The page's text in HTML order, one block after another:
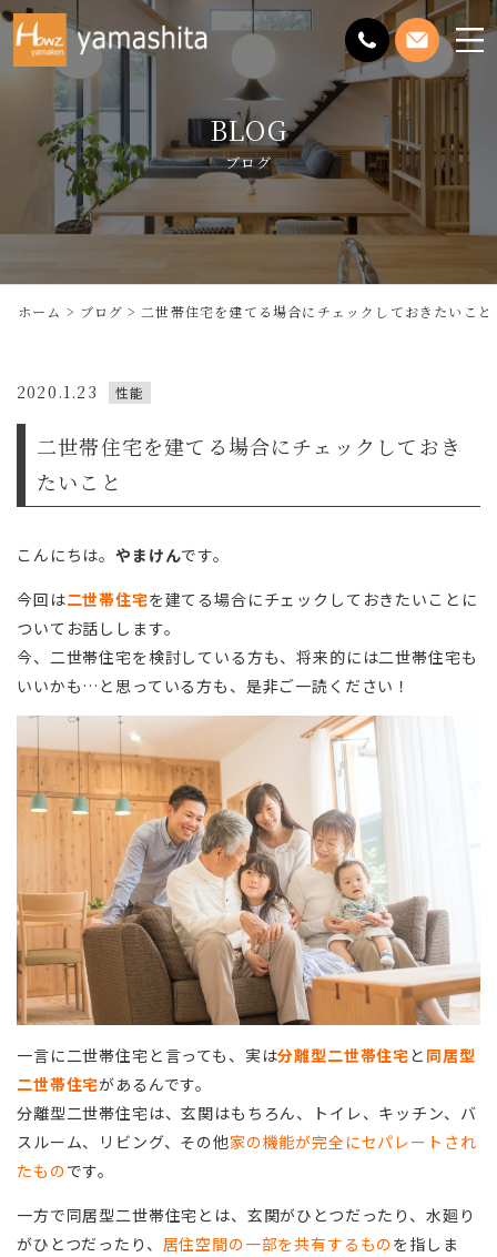
メ
ニ
を
開
く
BLOG
ブログ
ホーム ブログ 二世帯住宅を建てる場合にチェックしておきたいこと
2020.1.23 性能
二世帯住宅を建てる場合にチェックしておき
たいこと
こんにちは。やまけんです。
今回は二世帯住宅を建てる場合にチェックしておきたいことに
ついてお話しします。
今、二世帯住宅を検討している方も、将来的には二世帯住宅も
いいかも…と思っている方も、是非ご一読ください！
一言に二世帯住宅と言っても、実は分離型二世帯住宅と 同居型
二世帯住宅があるんです。
分離型二世帯住宅は、玄関はもちろん、トイレ、キッチン、バ
スルーム、リビング、その他家の機能が完全にセパレートされ
たものです。
一方で同居型二世帯住宅とは、玄関がひとつだったり、水廻り
がひとつだったり、 居住空間の一部を共有するものを指しま